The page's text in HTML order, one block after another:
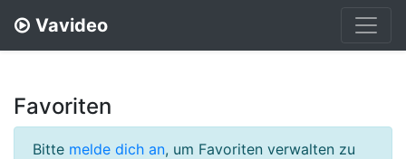
Vavideo
Favoriten
Bitte melde dich an, um Favoriten verwalten zu